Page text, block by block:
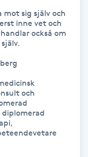
mot sig själv och
inne vet och
också om
och